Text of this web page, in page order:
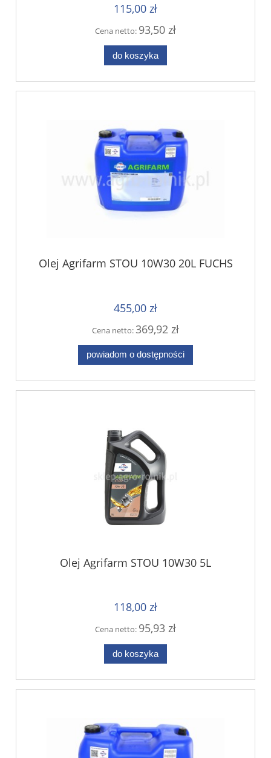
115,00 zł
Cena netto: 93,50 zł
do koszyka
Olej Agrifarm STOU 10W30 20L FUCHS
455,00 zł
Cena netto:369,92 zł
powiadom o dostępności
Olej Agrifarm STOU 10W30 5L
118,00 zł
Cena netto: 95,93 zł
do koszyka